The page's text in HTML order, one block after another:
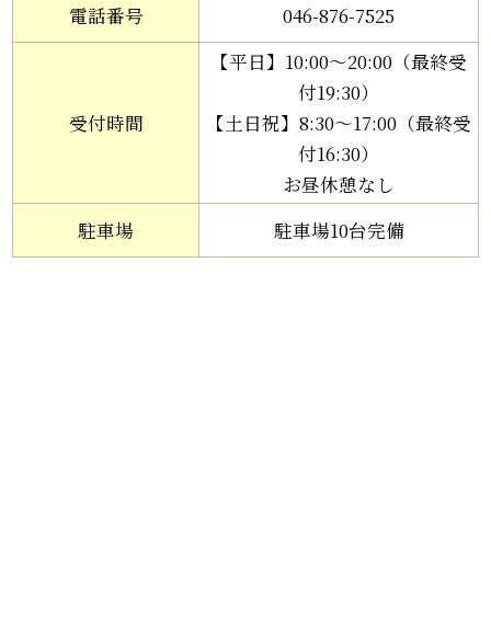
電話番号
046-876-7525
受付時間
【平日】10:00～20:00（最終受
付19:30）
【土日祝】8:30～17:00（最終受
付16:30）
お昼休憩なし
駐車場
駐車場10台完備